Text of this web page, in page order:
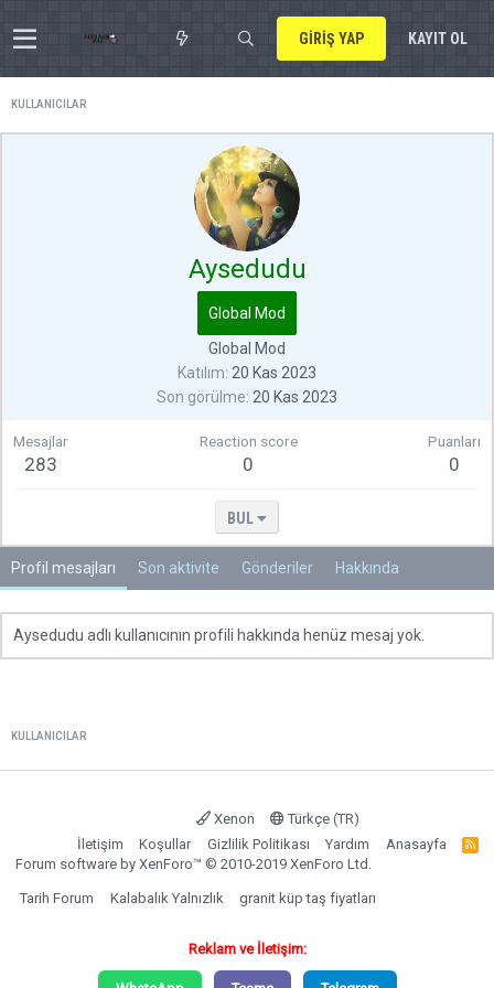
GIRIŞ YAP KAYIT OL
KULLANICILAR
Aysedudu
Global Mod
Global Mod
Katılım 20 Kas 2023
Son görülme 20 Kas 2023
Mesajlar
283
Reaction score
0
Puanları
0
BUL
Profil mesajları Son aktivite Gönderiler Hakkında
Aysedudu adlı kullanıcının profili hakkında henüz mesaj yok.
KULLANICILAR
Xenon
Türkçe (TR)
İletişim
Koşullar Gizlilik Politikası Yardım Anasayfa
R
Forum software by XenForo™ © 2010-2019 XenForo Ltd.
Tarih Forum Kalabalık Yalnızlık granit küp taş fiyatları
Reklam ve İletişim: